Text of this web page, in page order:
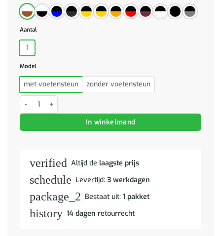
Aantal
1
Model
met voetensteun zonder voetensteun
Gamestoel met voetensteun kunstleer zwart en camouflage aantal
In winkelmand
verified Altijd de laagste prijs
schedule Levertijd: 3 werkdagen
package_2 Bestaat uit: 1 pakket
history 14 dagen retourrecht